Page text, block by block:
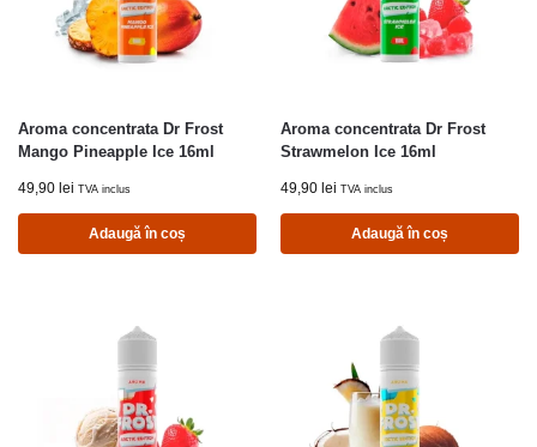
Aroma concentrata Dr Frost
Mango Pineapple Ice 16ml
49,90 lei TVA inclus
Adaugă în coș
Aroma concentrata Dr Frost
Strawmelon Ice 16ml
49,90 lei TVA inclus
Adaugă în coș